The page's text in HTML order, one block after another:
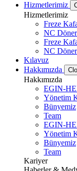
Hizmetlerimiz
Hizmetlerimiz
Freze
NC Döner
Freze
NC Döner
Kılavuz
Hakkımızda
Hakkımızda
EGIN-
Yönetim
Bünyemiz
Team
EGIN-
Yönetim
Bünyemiz
Team
Kariyer